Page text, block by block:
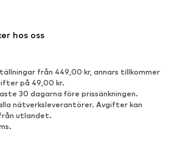
Populärt
Stövletter
Stövlar
hos oss
från 449,00 kr, annars tillkommer
på 49,00 kr.
30 dagarna före prissänkningen.
nätverksleverantörer. Avgifter kan
utlandet.